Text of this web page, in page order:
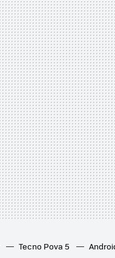
Tecno Pova 5